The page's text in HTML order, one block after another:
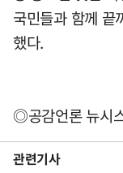
국민들과 함께 끝
했다.
◎공감언론 뉴시
관련기사